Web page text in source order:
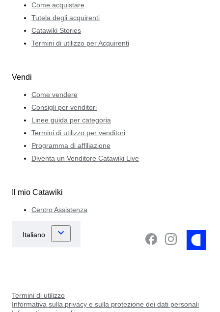
Come acquistare
Tutela degli acquirenti
Catawiki Stories
Termini di utilizzo per Acquirenti
Vendi
Come vendere
Consigli per venditori
Linee guida per categoria
Termini di utilizzo per venditori
Programma di affiliazione
Diventa un Venditore Catawiki Live
Il mio Catawiki
Centro Assistenza
Termini di utilizzo
Informativa sulla privacy e sulla protezione dei dati personali